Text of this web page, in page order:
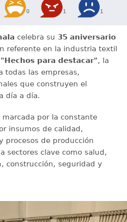
0 1 1
celebra su 35 aniversario
referente en la industria textil
"Hechos para destacar", la
todas las empresas,
que construyen el
día a día.
marcada por la constante
insumos de calidad,
procesos de producción
sectores clave como salud,
construcción, seguridad y